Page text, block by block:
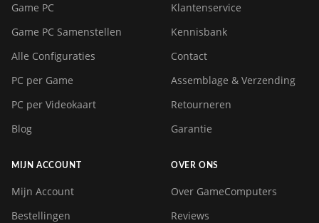
Game PC
Game PC Samenstellen
Alle Configuraties
PC per Game
PC per Videokaart
Blog
Klantenservice
Kennisbank
Contact
Assemblage & Verzending
Retourneren
Garantie
MIJN ACCOUNT
Mijn Account
Bestellingen
OVER ONS
Over GameComputers
Reviews